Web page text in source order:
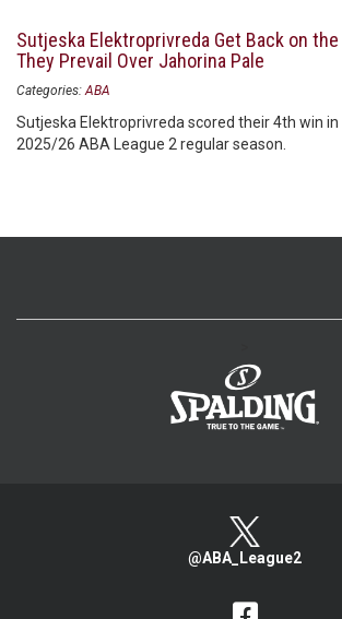
Sutjeska Elektroprivreda Get Back on
They Prevail Over Jahorina Pale
Categories: ABA
Sutjeska Elektroprivreda scored their 4th win
2025/26 ABA League 2 regular season.
@ABA_League2